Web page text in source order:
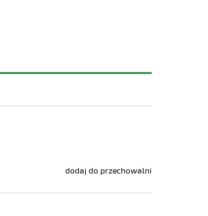
dodaj do przechowalni